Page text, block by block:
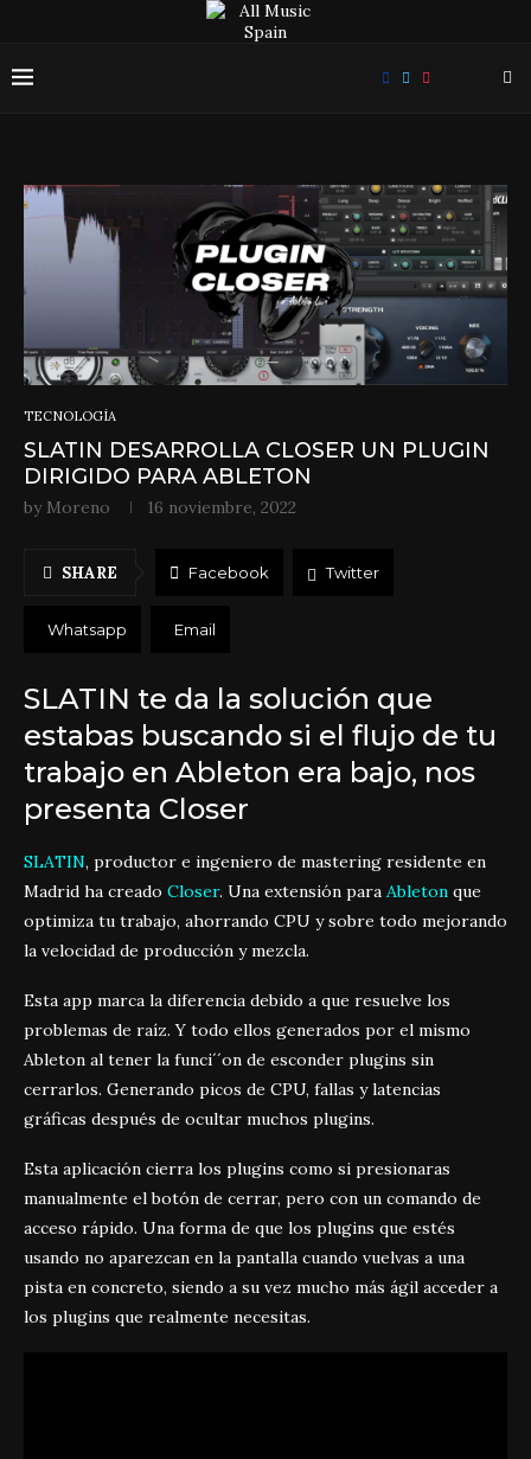
TECNOLOGÍA
SLATIN DESARROLLA CLOSER UN PLUGIN
DIRIGIDO PARA ABLETON
by Moreno 16 noviembre, 2022
SHARE Facebook Twitter
Whatsapp Email
SLATIN te da la solución que
estabas buscando si el flujo de tu
trabajo en Ableton era bajo, nos
presenta Closer
SLATIN, productor e ingeniero de mastering residente en
Madrid ha creado Closer. Una extensión para Ableton que
optimiza tu trabajo, ahorrando CPU y sobre todo mejorando
la velocidad de producción y mezcla.
Esta app marca la diferencia debido a que resuelve los
problemas de raíz. Y todo ellos generados por el mismo
Ableton al tener la funci´´on de esconder plugins sin
cerrarlos. Generando picos de CPU, fallas y latencias
gráficas después de ocultar muchos plugins.
Esta aplicación cierra los plugins como si presionaras
manualmente el botón de cerrar, pero con un comando de
acceso rápido. Una forma de que los plugins que estés
usando no aparezcan en la pantalla cuando vuelvas a una
pista en concreto, siendo a su vez mucho más ágil acceder a
los plugins que realmente necesitas.